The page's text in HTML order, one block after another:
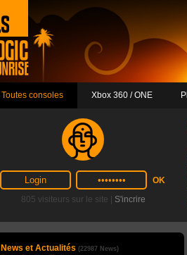
Toutes consoles Xbox 360 / ONE
805 visiteurs sur le site | S'incrire
News et Actualités (22987 News)